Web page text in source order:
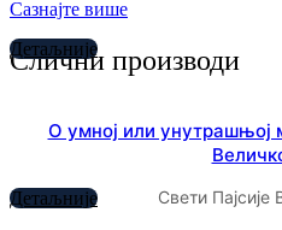
Сазнајте више
Слични производи
Детаљније
О умној или унутрашњој
Свети Пајсије
Детаљније